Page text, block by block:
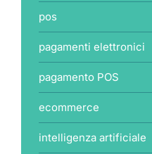
pos
pagamenti elettronici
pagamento POS
ecommerce
intelligenza artificiale